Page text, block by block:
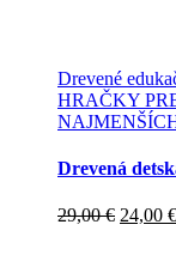
Drevené
HRAČKY
Drevená
29,00 € Pôvodná
24,00 €